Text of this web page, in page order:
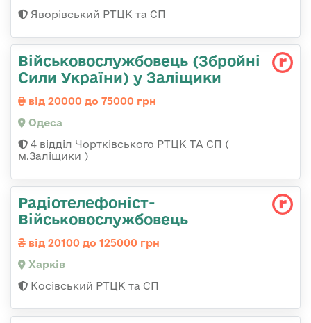
Яворівський РТЦК та СП
Військовослужбовець (Збройні
Сили України) у Заліщики
від 20000 до 75000 грн
Одеса
4 відділ Чортківського РТЦК ТА СП (
м.Заліщики )
Радіотелефоніст-
Військовослужбовець
від 20100 до 125000 грн
Харків
Косівський РТЦК та СП